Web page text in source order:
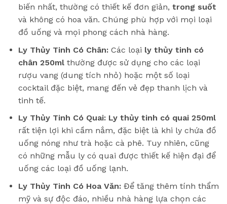
biến nhất, thường có thiết kế đơn giản, trong suốt
và không có hoa văn. Chúng phù hợp với mọi loại
đồ uống và mọi phong cách nhà hàng.
Ly Thủy Tinh Có Chân:Các loại ly thủy tinh có
chân 250mlthường được sử dụng cho các loại
rượu vang (dung tích nhỏ) hoặc một số loại
cocktail đặc biệt, mang đến vẻ đẹp thanh lịch và
tinh tế.
Ly Thủy Tinh Có Quai: Ly thủy tinh có quai 250ml
rất tiện lợi khi cầm nắm, đặc biệt là khi ly chứa đồ
uống nóng như trà hoặc cà phê. Tuy nhiên, cũng
có những mẫu ly có quai được thiết kế hiện đại để
uống các loại đồ uống lạnh.
Ly Thủy Tinh Có Hoa Văn:Để tăng thêm tính thẩm
mỹ và sự độc đáo, nhiều nhà hàng lựa chọn các